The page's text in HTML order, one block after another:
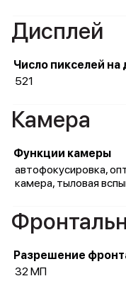
Дисплей
Число пикселей на
521
Камера
Функции камеры
автофокусировка,
камера, тыловая
Разрешение
32 МП